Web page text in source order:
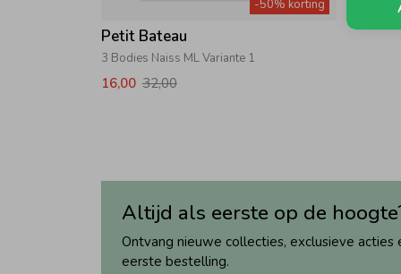
-50% korting
Petit Bateau
3 Bodies Naiss ML Variante 1
16,00 32,00
Altijd als eerste op de
Ontvang nieuwe collecties, exclusieve
eerste bestelling.